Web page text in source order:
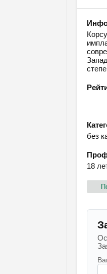
без
18